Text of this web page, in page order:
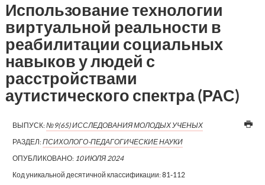
Использование технологии
виртуальной реальности в
реабилитации социальных
навыков у людей с
расстройствами
аутистического спектра (РАС)
ВЫПУСК:№9(65) ИССЛЕДОВАНИЯ МОЛОДЫХ УЧЕНЫХ
РАЗДЕЛ:ПСИХОЛОГО-ПЕДАГОГИЧЕСКИЕ НАУКИ
ОПУБЛИКОВАНО: 10 ИЮЛЯ 2024
Код уникальной десятичной классификации:81-112